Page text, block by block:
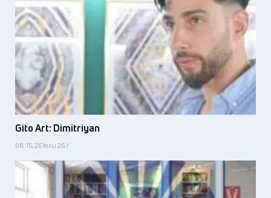
Gito Art: Dimitriyan
08:15, 26 юли 26 /